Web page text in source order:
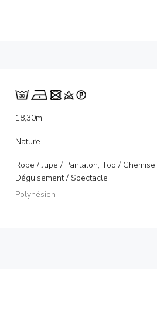
18,30m
Nature
Robe / Jupe / Pantalon, Top / Chemise,
Déguisement / Spectacle
Polynésien